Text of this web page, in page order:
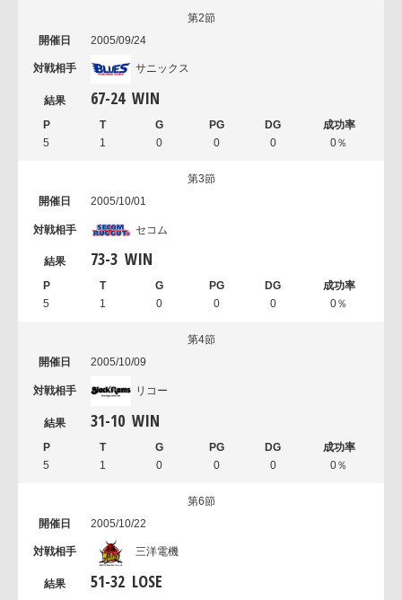
第2節
2005/09/24
サニックス
67-24 WIN
5 1 0 0 0 0％
第3節
2005/10/01
セコム
73-3 WIN
5 1 0 0 0 0％
第4節
2005/10/09
リコー
31-10 WIN
5 1 0 0 0 0％
第6節
2005/10/22
三洋電機
51-32 LOSE